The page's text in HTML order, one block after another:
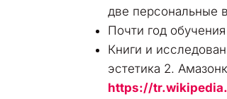
две персональные
Почти год
Книги и
эстетика 2.
https://